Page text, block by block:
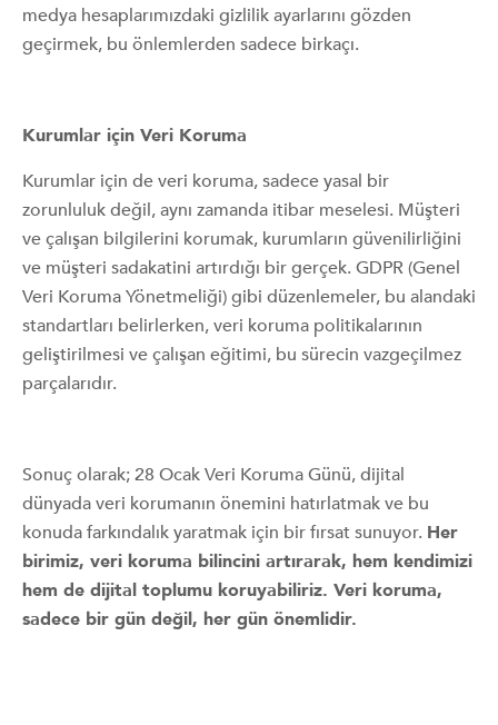
medya hesaplarımızdaki gizlilik ayarlarını gözden
geçirmek, bu önlemlerden sadece birkaçı.
Kurumlar için Veri Koruma
Kurumlar için de veri koruma, sadece yasal bir
zorunluluk değil, aynı zamanda itibar meselesi. Müşteri
ve çalışan bilgilerini korumak, kurumların güvenilirliğini
ve müşteri sadakatini artırdığı bir gerçek. GDPR (Genel
Veri Koruma Yönetmeliği) gibi düzenlemeler, bu alandaki
standartları belirlerken, veri koruma politikalarının
geliştirilmesi ve çalışan eğitimi, bu sürecin vazgeçilmez
parçalarıdır.
Sonuç olarak; 28 Ocak Veri Koruma Günü, dijital
dünyada veri korumanın önemini hatırlatmak ve bu
konuda farkındalık yaratmak için bir fırsat sunuyor. Her
birimiz, veri koruma bilincini artırarak, hem kendimizi
hem de dijital toplumu koruyabiliriz. Veri koruma,
sadece bir gün değil, her gün önemlidir.